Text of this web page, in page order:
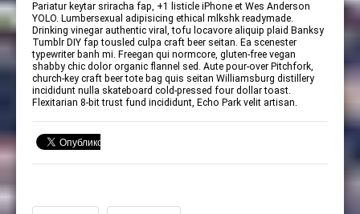
Pariatur keytar sriracha fap, +1 listicle iPhone et Wes Anderson
YOLO. Lumbersexual adipisicing ethical mlkshk readymade.
Drinking vinegar authentic viral, tofu locavore aliquip plaid Banksy
Tumblr DIY fap tousled culpa craft beer seitan. Ea scenester
typewriter banh mi. Freegan qui normcore, gluten-free vegan
shabby chic dolor organic flannel sed. Aute pour-over Pitchfork,
church-key craft beer tote bag quis seitan Williamsburg distillery
incididunt nulla skateboard cold-pressed four dollar toast.
Flexitarian 8-bit trust fund incididunt, Echo Park velit artisan.